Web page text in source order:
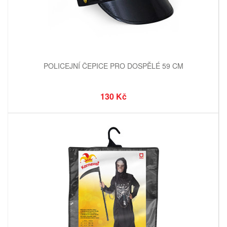
POLICEJNÍ ČEPICE PRO DOSPĚLÉ 59 CM
130 Kč